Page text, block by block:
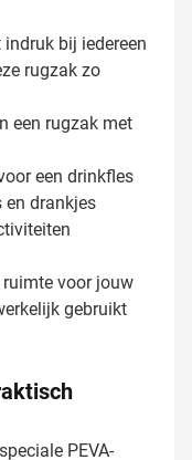
bij iedereen
rugzak zo
een rugzak met
een drinkfles
en drankjes
voor jouw
gebruikt
PEVA-